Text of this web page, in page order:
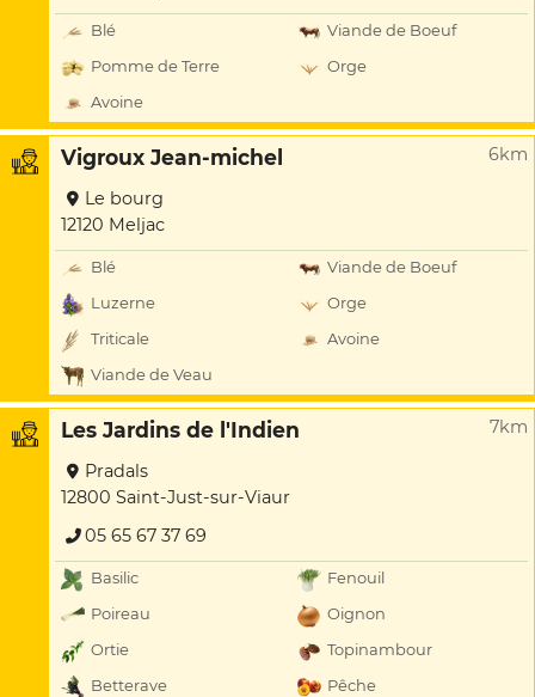
Blé
Viande de Boeuf
Pomme de Terre
Orge
Avoine
Vigroux Jean-michel 6km
Le bourg
12120 Meljac
Blé
Viande de Boeuf
Luzerne
Orge
Triticale
Avoine
Viande de Veau
Les Jardins de l'Indien 7km
Pradals
12800 Saint-Just-sur-Viaur
05 65 67 37 69
Basilic
Fenouil
Poireau
Oignon
Ortie
Topinambour
Betterave
Pêche